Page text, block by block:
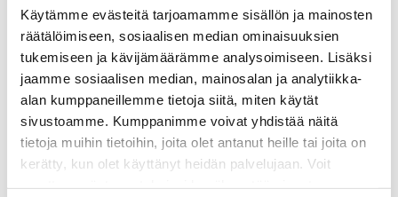
Käytämme evästeitä tarjoamamme sisällön ja mainosten
räätälöimiseen, sosiaalisen median ominaisuuksien
tukemiseen ja kävijämäärämme analysoimiseen. Lisäksi
jaamme sosiaalisen median, mainosalan ja analytiikka-
alan kumppaneillemme tietoja siitä, miten käytät
sivustoamme. Kumppanimme voivat yhdistää näitä
tietoja muihin tietoihin, joita olet antanut heille tai joita on
kerätty, kun olet käyttänyt heidän palvelujaan. Voit
Yksi suurimmista haaveista toteutui, kun Ikäheimo pääsi
tapaamaan esikuvaansa Britney Spearsia
. Amerikassa
matkustaessaan hän ilmoitti Spearsin managerille
valmistaneensa supertähdelle puvun.
”Se että pääsin tekemään hänelle puvun ja tapaamaan
idolini oli mulle henkilökohtaisessa elämässäkin isoin
unelma, mitä olen lapsesta asti toivonut. Silloin tajusin
oikeasti että kaikki on mahdollista ja itsestä kiinni.”